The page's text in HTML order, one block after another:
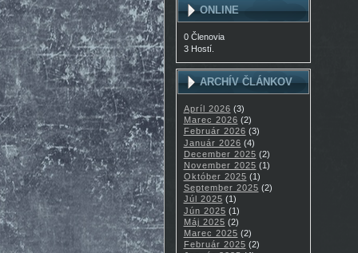
ONLINE
0 Členovia
3 Hostí.
ARCHÍV ČLÁNKOV
Apríl 2026 (3)
Marec 2026 (2)
Február 2026 (3)
Január 2026 (4)
December 2025 (2)
November 2025 (1)
Október 2025 (1)
September 2025 (2)
Júl 2025 (1)
Jún 2025 (1)
Máj 2025 (2)
Marec 2025 (2)
Február 2025 (2)